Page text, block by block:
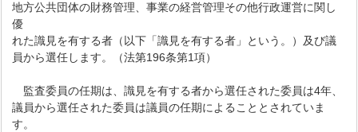
地方公共団体の財務管理、事業の経営管理その他行政運営に関し
優
れた識見を有する者（以下「識見を有する者」という。）及び議
員から選任します。（法第196条第1項）
監査委員の任期は、識見を有する者から選任された委員は4年、
議員から選任された委員は議員の任期によることとされていま
す。